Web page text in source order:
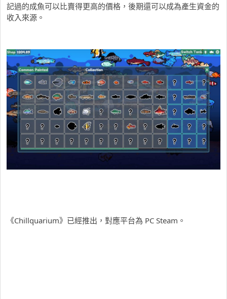
記過的成魚可以比賣得更高的價格，後期還可以成為產生資金的
收入來源。
《Chillquarium》已經推出，對應平台為 PC Steam。